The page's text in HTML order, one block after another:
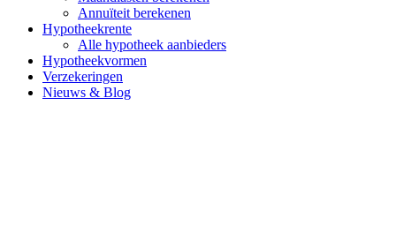
Annuïteit berekenen
Hypotheekrente
Alle hypotheek aanbieders
Hypotheekvormen
Verzekeringen
Nieuws & Blog